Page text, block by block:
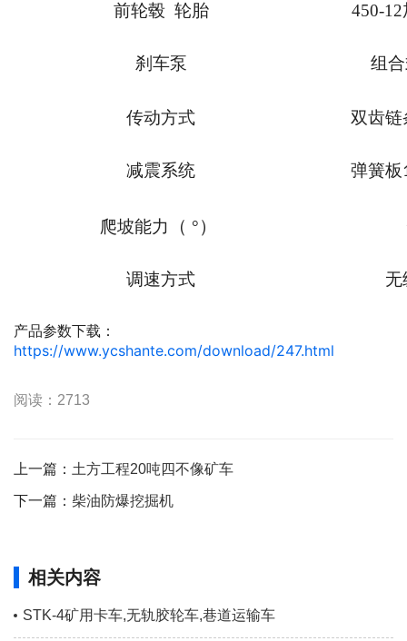
前轮毂 轮胎 450-12
刹车泵 组
传动方式 双齿链
减震系统 弹簧板
爬坡能力 （ °）
调速方式 无
产品参数下载：
https://www.ycshante.com/download/247.html
阅读：2713
上一篇： 土方工程20吨四不像矿车
下一篇： 柴油防爆挖掘机
相关内容
STK-4矿用卡车,无轨胶轮车,巷道运输车